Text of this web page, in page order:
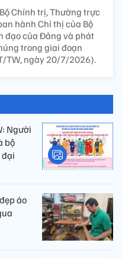
Chính trị, Thường trực
hành Chỉ thị của Bộ
đạo của Đảng và phát
trong giai đoạn
TW, ngày 20/7/2026).
Người
bộ
áo